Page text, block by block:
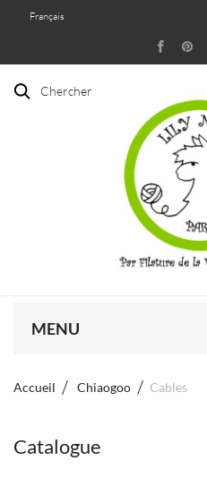
Français
Chercher
MENU
Accueil Chiaogoo Cables
Catalogue